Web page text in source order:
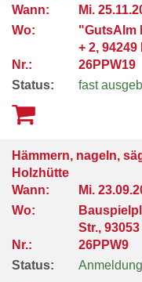
Wann:
Mi.
Wo:
"GutsAlm
+ 2,
Nr.:
26PPW19
Status:
fast
Hämmern, nageln,
Holzhütte
Wann:
Mi.
Wo:
Str.,
Nr.:
26PPW9
Status: